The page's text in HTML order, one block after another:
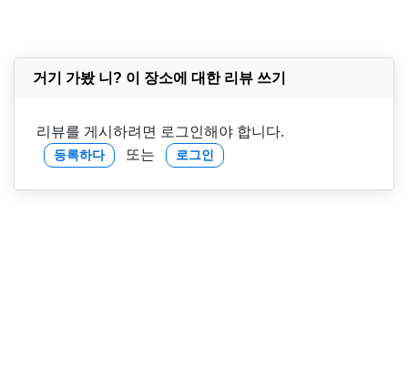
거기 가봤 니? 이 장소에 대한 리뷰 쓰기
리뷰를 게시하려면 로그인해야 합니다.
등록하다 또는 로그인